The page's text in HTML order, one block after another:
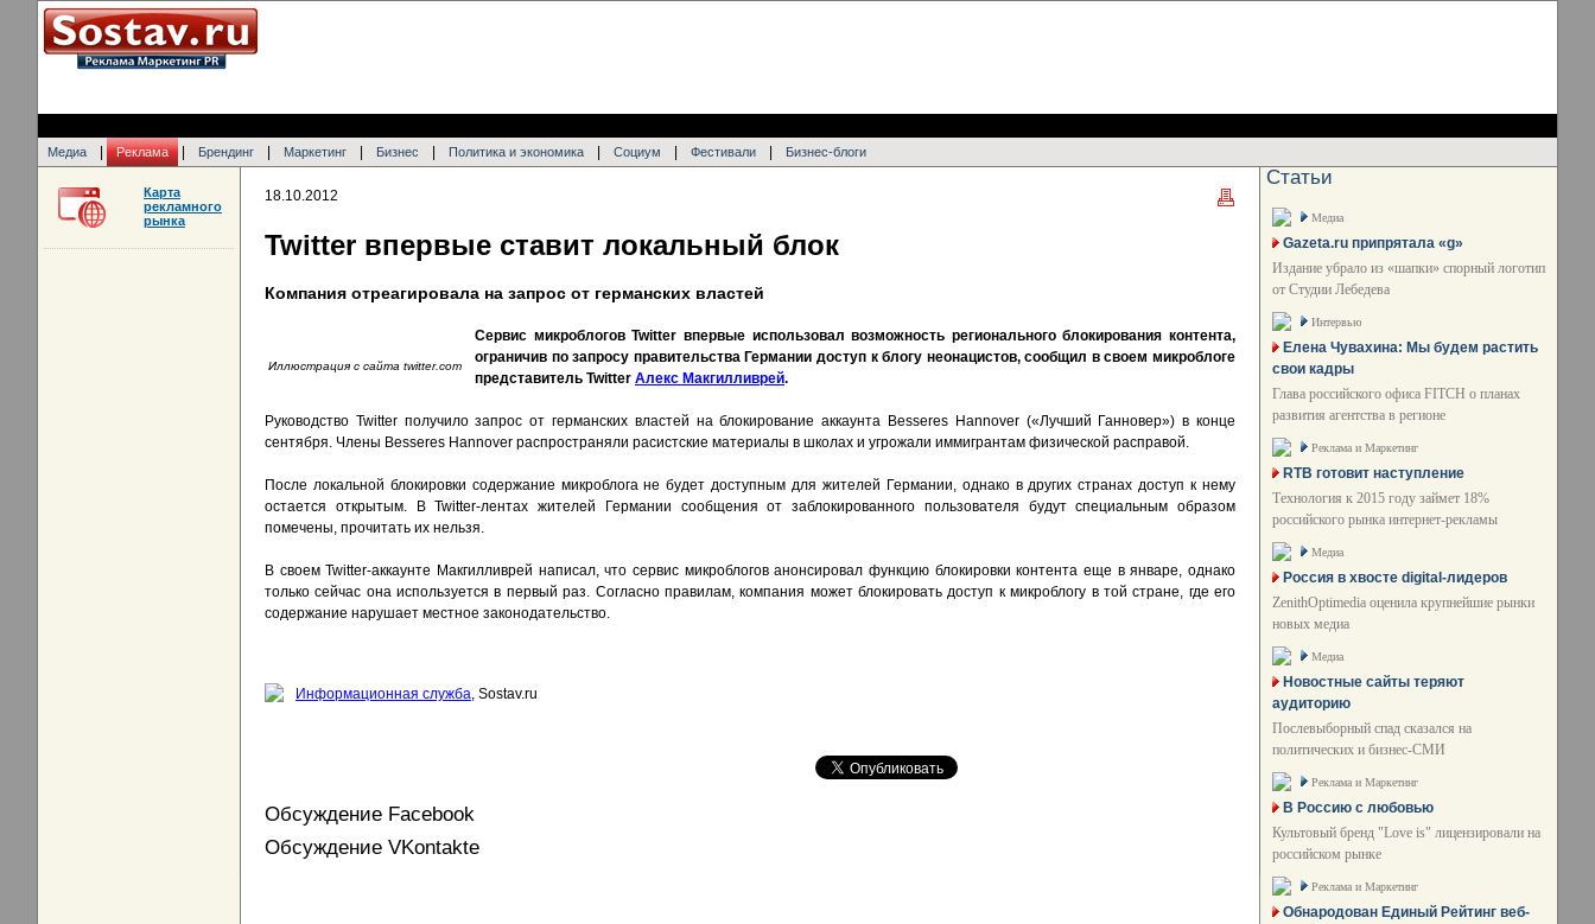
Медиа Реклама Брендинг Маркетинг Бизнес Политика и экономика Социум Фестивали Бизнес-блоги
18.10.2012
Twitter впервые ставит локальный блок
Компания отреагировала на запрос от германских властей
Иллюстрация с сайта twitter.com
Сервис микроблогов Twitter впервые использовал возможность регионального блокирования контента,
ограничив по запросу правительства Германии доступ к блогу неонацистов, сообщил в своем микроблоге
представитель Twitter Алекс Макгилливрей.
Руководство Twitter получило запрос от германских властей на блокирование аккаунта Besseres Hannover («Лучший Ганновер») в конце
сентября. Члены Besseres Hannover распространяли расистские материалы в школах и угрожали иммигрантам физической расправой.
После локальной блокировки содержание микроблога не будет доступным для жителей Германии, однако в других странах доступ к нему
остается открытым. В Twitter-лентах жителей Германии сообщения от заблокированного пользователя будут специальным образом
помечены, прочитать их нельзя.
В своем Twitter-аккаунте Макгилливрей написал, что сервис микроблогов анонсировал функцию блокировки контента еще в январе, однако
только сейчас она используется в первый раз. Согласно правилам, компания может блокировать доступ к микроблогу в той стране, где его
содержание нарушает местное законодательство.
Информационная служба, Sostav.ru
Обсуждение Facebook
Обсуждение VKontakte
Карта
рекламного
рынка
Статьи
Медиа
Gazeta.ru припрятала «g»
Издание убрало из «шапки» спорный логотип
от Студии Лебедева
Интервью
Елена Чувахина: Мы будем растить
свои кадры
Глава российского офиса FITCH о планах
развития агентства в регионе
Реклама и Маркетинг
RTB готовит наступление
Технология к 2015 году займет 18%
российского рынка интернет-рекламы
Медиа
Россия в хвосте digital-лидеров
ZenithOptimedia оценила крупнейшие рынки
новых медиа
Медиа
Новостные сайты теряют
аудиторию
Послевыборный спад сказался на
политических и бизнес-СМИ
Реклама и Маркетинг
В Россию с любовью
Культовый бренд "Love is" лицензировали на
российском рынке
Реклама и Маркетинг
Обнародован Единый Рейтинг веб-